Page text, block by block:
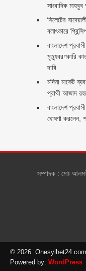
সাংবাদিক
সিলেটের
বলাৎকারে
বাংলাদেশ
মৃত্যুবরণকারি
দাবি
মদিনা মার্কেট
প্রার্থী আজাদ
‎বাংলাদেশ
ঘোষণা করলেন,
সম্পাদক : মোঃ
© 2026: Onesylhet24.com
Powered by: WordPress